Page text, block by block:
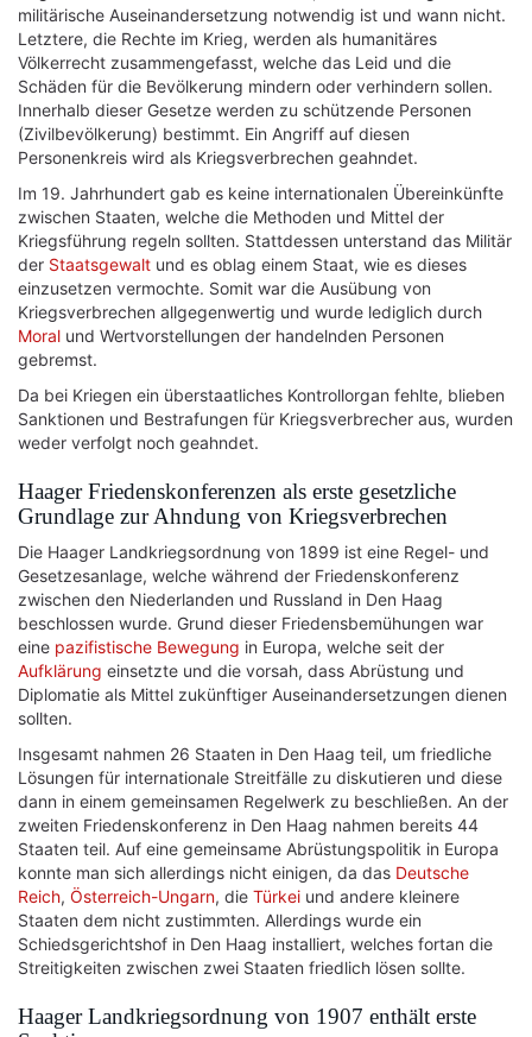
militärische Auseinandersetzung notwendig ist und wann nicht.
Letztere, die Rechte im Krieg, werden als humanitäres
Völkerrecht zusammengefasst, welche das Leid und die
Schäden für die Bevölkerung mindern oder verhindern sollen.
Innerhalb dieser Gesetze werden zu schützende Personen
(Zivilbevölkerung) bestimmt. Ein Angriff auf diesen
Personenkreis wird als Kriegsverbrechen geahndet.
Im 19. Jahrhundert gab es keine internationalen Übereinkünfte
zwischen Staaten, welche die Methoden und Mittel der
Kriegsführung regeln sollten. Stattdessen unterstand das Militär
der Staatsgewalt und es oblag einem Staat, wie es dieses
einzusetzen vermochte. Somit war die Ausübung von
Kriegsverbrechen allgegenwertig und wurde lediglich durch
Moral und Wertvorstellungen der handelnden Personen
gebremst.
Da bei Kriegen ein überstaatliches Kontrollorgan fehlte, blieben
Sanktionen und Bestrafungen für Kriegsverbrecher aus, wurden
weder verfolgt noch geahndet.
Haager Friedenskonferenzen als erste gesetzliche
Grundlage zur Ahndung von Kriegsverbrechen
Die Haager Landkriegsordnung von 1899 ist eine Regel- und
Gesetzesanlage, welche während der Friedenskonferenz
zwischen den Niederlanden und Russland in Den Haag
beschlossen wurde. Grund dieser Friedensbemühungen war
eine pazifistische Bewegung in Europa, welche seit der
Aufklärung einsetzte und die vorsah, dass Abrüstung und
Diplomatie als Mittel zukünftiger Auseinandersetzungen dienen
sollten.
Insgesamt nahmen 26 Staaten in Den Haag teil, um friedliche
Lösungen für internationale Streitfälle zu diskutieren und diese
dann in einem gemeinsamen Regelwerk zu beschließen. An der
zweiten Friedenskonferenz in Den Haag nahmen bereits 44
Staaten teil. Auf eine gemeinsame Abrüstungspolitik in Europa
konnte man sich allerdings nicht einigen, da das Deutsche
Reich, Österreich-Ungarn, die Türkei und andere kleinere
Staaten dem nicht zustimmten. Allerdings wurde ein
Schiedsgerichtshof in Den Haag installiert, welches fortan die
Streitigkeiten zwischen zwei Staaten friedlich lösen sollte.
Haager Landkriegsordnung von 1907 enthält erste